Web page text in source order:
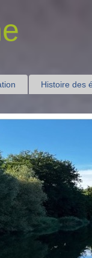
Histoire des